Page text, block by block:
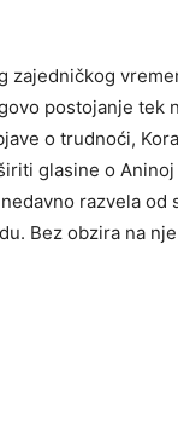
zajedničkog
postojanje tek
o trudnoći,
glasine o
razvela
Bez obzira na